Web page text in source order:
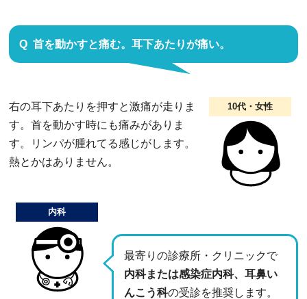
首を動かすと痛む。耳下あたりが痛い。
10代・女性
右の耳下あたりを押すと激痛が走りま
す。首を動かす時にも痛みがありま
す。リンパが腫れてる感じがします。
熱とかはありません。
最寄りの診療所・クリニックで
内科または感染症内科、耳鼻い
んこう科の受診を推奨します。
内科